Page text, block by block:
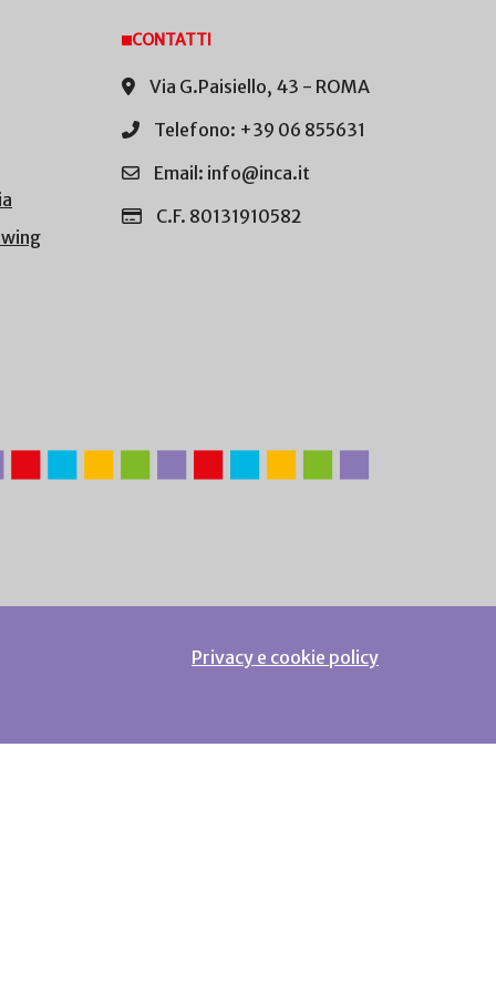
CONTATTI
Via G.Paisiello, 43 - ROMA
Telefono: +39 06 855631
Email: info@inca.it
C.F. 80131910582
Privacy e cookie policy